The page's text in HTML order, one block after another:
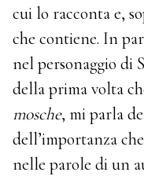
cui lo racconta e,
che contiene. In
nel personaggio di
della prima volta
mosche, mi parla
dell’importanza
nelle parole di un